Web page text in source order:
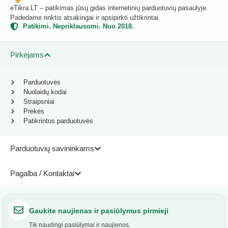
eTikra.LT – patikimas jūsų gidas internetinių parduotuvių pasaulyje.
Padedame rinktis atsakingai ir apsipirkti užtikrintai.
Patikimi. Nepriklausomi. Nuo 2018.
Pirkėjams
Parduotuvių savininkams
Pagalba / Kontaktai
Parduotuvės
Nuolaidų kodai
Straipsniai
Prekės
Patikrintos parduotuvės
Gaukite naujienas ir pasiūlymus pirmieji
Tik naudingi pasiūlymai ir naujienos.